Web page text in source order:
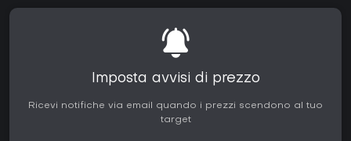
Imposta avvisi di prezzo
Ricevi notifiche via email quando i prezzi scendono al tuo
target